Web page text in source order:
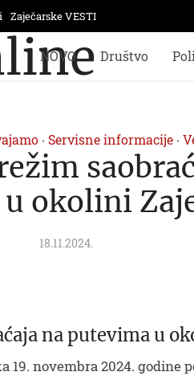
Zaječarske VESTI
NOVO Društvo
• Servisne informacije •
okolini
18.11.2024.
na putevima u
19. novembra 2024. godine